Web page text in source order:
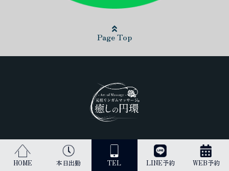
HOME 本日出勤 TEL LINE予約 WEB予約
Page Top
日本最高峰のリンガムマッサージ（男性器への丁寧なマッサージ）を
受けられるのは当店だけです。
古来より、王のみに与えられてきた施術を貴方にご提供します。